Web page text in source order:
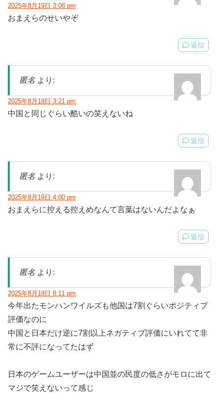
2025年8月19日 3:08 pm
おまえらのせいやぞ
返信
匿名 より:
2025年8月19日 3:21 pm
中国と同じぐらい酷いの笑えないね
返信
匿名 より:
2025年8月19日 4:00 pm
おまえらに控える控えめなんて言葉はないんだよなぁ
返信
匿名 より:
2025年8月19日 8:11 pm
今年出たモンハンワイルズも他国は7割ぐらいポジティブ
評価なのに
中国と日本だけ逆に7割以上ネガティブ評価にいれてて非
常に不評になってたはず
日本のゲームユーザーは中国並の民度の低さがモロに出て
マジで笑えないって感じ